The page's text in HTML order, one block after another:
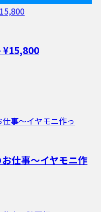
¥15,800
仕事〜イヤモニ作